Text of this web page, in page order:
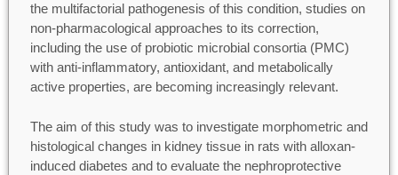
the multifactorial pathogenesis of this condition, studies on
non-pharmacological approaches to its correction,
including the use of probiotic microbial consortia (PMC)
with anti-inflammatory, antioxidant, and metabolically
active properties, are becoming increasingly relevant.
The aim of this study was to investigate morphometric and
histological changes in kidney tissue in rats with alloxan-
induced diabetes and to evaluate the nephroprotective